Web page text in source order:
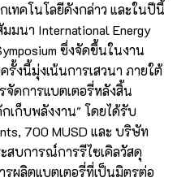
ทคโนโลยีดังกล่าว และในปีนี้
มนา International Energy
ซึ่งจัดขึ้นในงาน
รั้งนี้มุ่งเน้นการเสวนา ภายใต้
ดการแบตเตอรี่หลังสิ้น
เก็บพลังงาน" โดยได้รับ
700 MUSD และ บริษัท
สบการณ์การรีไซเคิลวัสดุ
รผลิตแบตเตอรี่ที่เป็นมิตรต่อ